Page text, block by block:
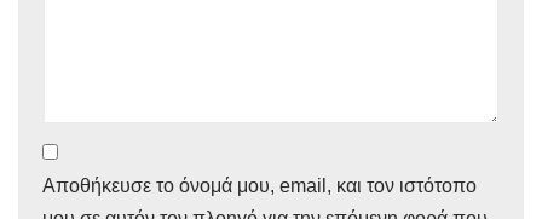
Αποθήκευσε το όνομά μου, email, και τον ιστότοπο